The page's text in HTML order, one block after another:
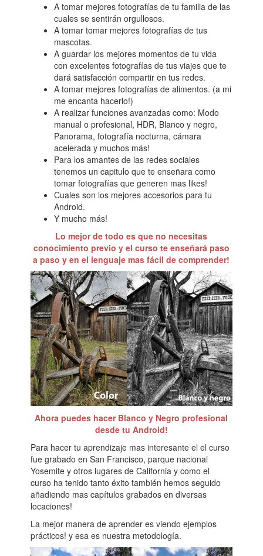
A tomar mejores fotografías de tu familia de las
cuales se sentirán orgullosos.
A tomar tomar mejores fotografías de tus
mascotas.
A guardar los mejores momentos de tu vida
con excelentes fotografías de tus viajes que te
dará satisfacción compartir en tus redes.
A tomar mejores fotografías de alimentos. (a mi
me encanta hacerlo!)
A realizar funciones avanzadas como: Modo
manual o profesional, HDR, Blanco y negro,
Panorama, fotografía nocturna, cámara
acelerada y muchos más!
Para los amantes de las redes sociales
tenemos un capitulo que te enseñara como
tomar fotografías que generen mas likes!
Cuales son los mejores accesorios para tu
Android.
Y mucho más!
Lo mejor de todo es que no necesitas
conocimiento previo y el curso te enseñará paso
a paso y en el lenguaje mas fácil de comprender!
Ahora puedes hacer Blanco y Negro profesional
desde tu Android!
Para hacer tu aprendizaje mas interesante el el curso
fue grabado en San Francisco, parque nacional
Yosemite y otros lugares de California y como el
curso ha tenido tanto éxito también hemos seguido
añadiendo mas capítulos grabados en diversas
locaciones!
La mejor manera de aprender es viendo ejemplos
prácticos! y esa es nuestra metodología.